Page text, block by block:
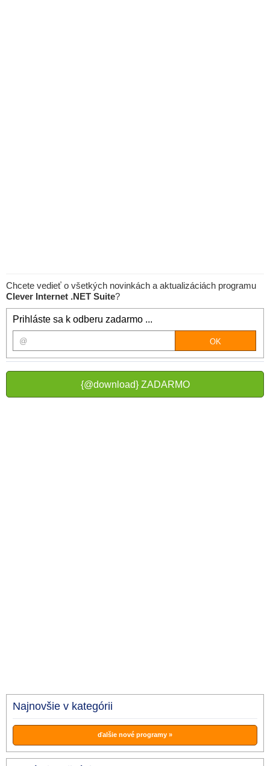
Chcete vedieť o všetkých novinkách a aktualizáciách programu
Clever Internet .NET Suite?
Prihláste sa k odberu zadarmo ...
{@download} ZADARMO
Najnovšie v kategórii
ďalšie nové programy »